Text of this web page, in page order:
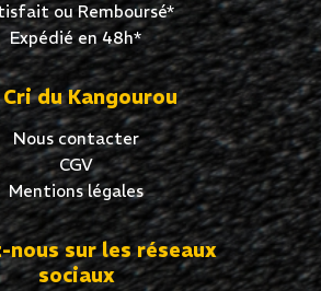
ou Remboursé*
Expédié en 48h*
du Kangourou
Nous contacter
CGV
Mentions légales
nous sur les réseaux
sociaux